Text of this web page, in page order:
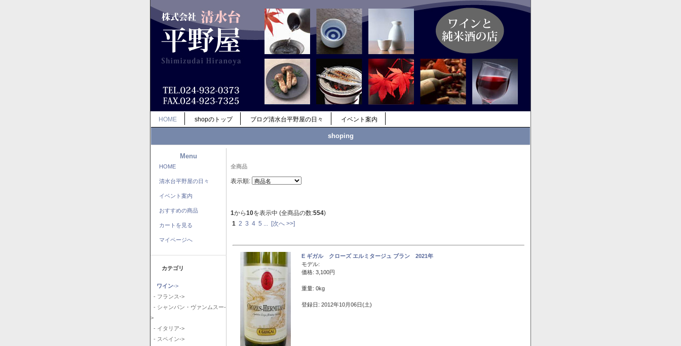
HOME shopのトップ ブログ清水台平野屋の日々 イベント案内
shoping
Menu
HOME
清水台平野屋の日々
イベント案内
おすすめの商品
カートを見る
マイページへ
カテゴリ
ワイン->
- フランス->
- シャンパン・ヴァンムスー-
>
- イタリア->
- スペイン->
全商品
表示順:
1から10を表示中 (全商品の数:554)
1 2 3 4 5 [次へ >>]
E ギガル クローズ エルミタージュ ブラン 2021年
モデル:
価格: 3,100円
重量: 0kg
登録日: 2012年10月06日(土)